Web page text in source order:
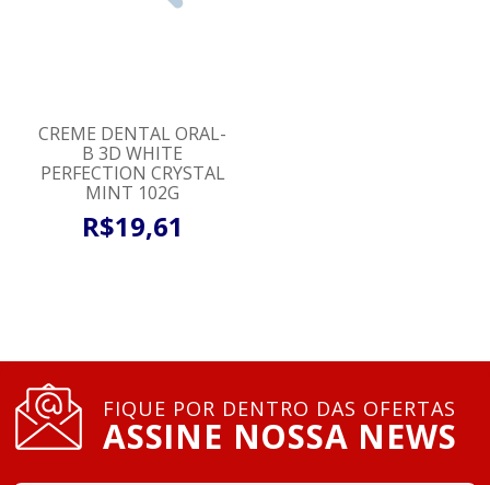
CREME DENTAL ORAL-
B 3D WHITE
PERFECTION CRYSTAL
MINT 102G
R$19,61
FIQUE POR DENTRO DAS OFERTAS
ASSINE NOSSA NEWS